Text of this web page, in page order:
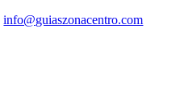
info@guiaszonacentro.com